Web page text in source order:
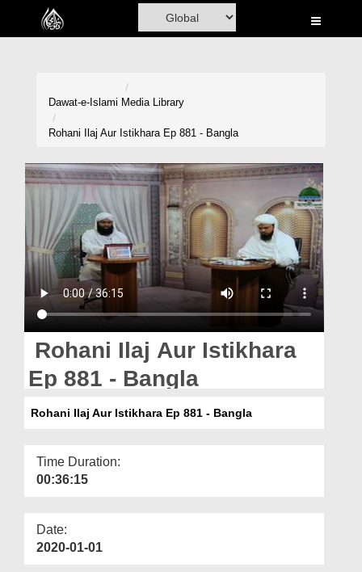
Home
Rohani Ilaj
Donation
Blog
Magazine
Dawat-e-Islami Media Library
Rohani Ilaj Aur Istikhara Ep 881 - Bangla
Rohani Ilaj Aur Istikhara
Ep 881 - Bangla
Rohani Ilaj Aur Istikhara Ep 881 - Bangla
Time Duration:
00:36:15
Date:
2020-01-01